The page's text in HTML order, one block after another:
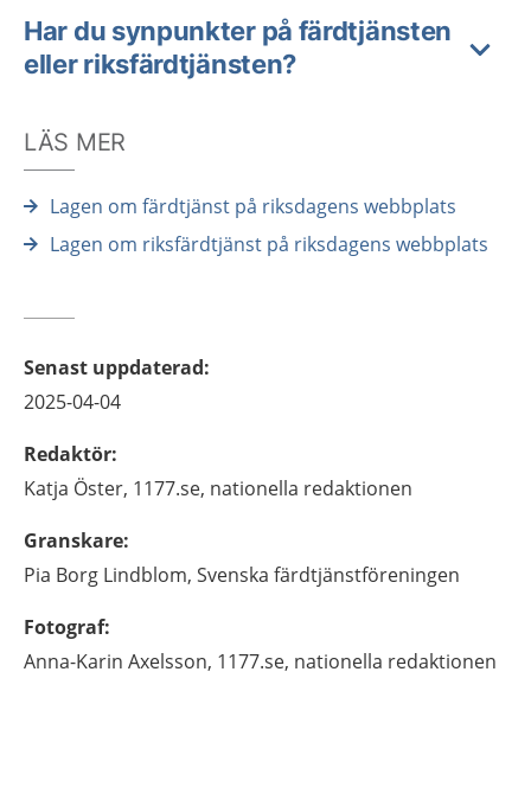
Har du synpunkter på färdtjänsten
eller riksfärdtjänsten?
LÄS MER
Lagen om färdtjänst på riksdagens webbplats
Lagen om riksfärdtjänst på riksdagens webbplats
Senast uppdaterad:
2025-04-04
Redaktör:
Katja Öster, 1177.se, nationella redaktionen
Granskare:
Pia Borg Lindblom, Svenska färdtjänstföreningen
Fotograf:
Anna-Karin Axelsson, 1177.se, nationella redaktionen